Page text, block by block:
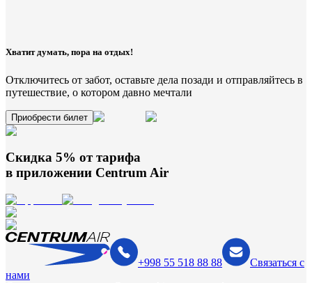
Хватит думать, пора на отдых!
Отключитесь от забот, оставьте дела позади и отправляйтесь в
путешествие, о котором давно мечтали
Приобрести билет
Скидка 5% от тарифа
в приложении Centrum Air
+998 55 518 88 88
Связаться с
нами